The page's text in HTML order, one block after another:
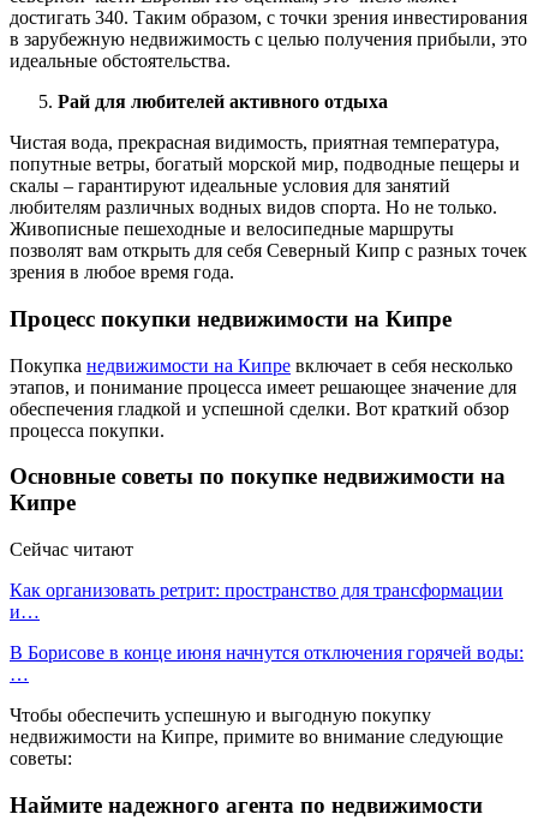
достигать 340. Таким образом, с точки зрения инвестирования
в зарубежную недвижимость с целью получения прибыли, это
идеальные обстоятельства.
Рай для любителей активного отдыха
Чистая вода, прекрасная видимость, приятная температура,
попутные ветры, богатый морской мир, подводные пещеры и
скалы – гарантируют идеальные условия для занятий
любителям различных водных видов спорта. Но не только.
Живописные пешеходные и велосипедные маршруты
позволят вам открыть для себя Северный Кипр с разных точек
зрения в любое время года.
Процесс покупки недвижимости на Кипре
Покупка недвижимости на Кипре включает в себя несколько
этапов, и понимание процесса имеет решающее значение для
обеспечения гладкой и успешной сделки. Вот краткий обзор
процесса покупки.
Основные советы по покупке недвижимости на
Кипре
Сейчас читают
Как организовать ретрит: пространство для трансформации
и…
В Борисове в конце июня начнутся отключения горячей воды:
…
Чтобы обеспечить успешную и выгодную покупку
недвижимости на Кипре, примите во внимание следующие
советы:
Наймите надежного агента по недвижимости